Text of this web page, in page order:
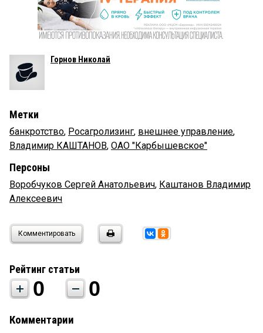
Горнов Николай
Метки
банкротство, Росагролизинг, внешнее управление,
Владимир КАШТАНОВ, ОАО "Карбышевское"
Персоны
Воробчуков Сергей Анатольевич, Каштанов Владимир
Алексеевич
Комментировать
Рейтинг статьи
0 0
Комментарии